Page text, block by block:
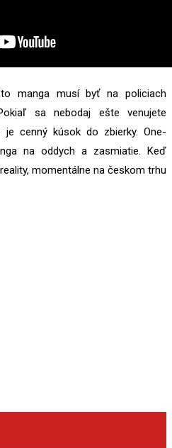
manga musí byť na policiach
sa nebodaj ešte venujete
je cenný kúsok do zbierky. One-
na oddych a zasmiatie. Keď
momentálne na českom trhu